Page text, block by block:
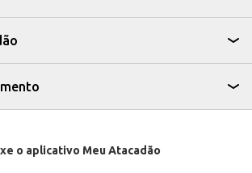
o aplicativo Meu Atacadão